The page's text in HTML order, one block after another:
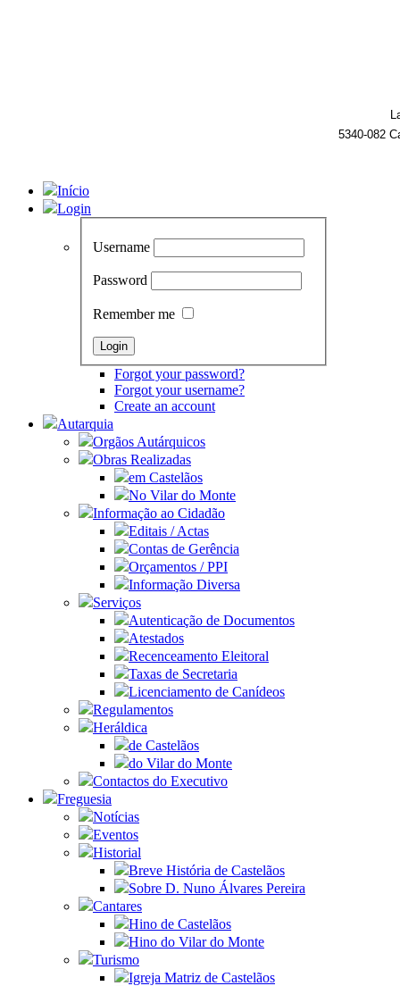
5340-082
Início
Login
Username
Password
Remember me
Forgot your password?
Forgot your username?
Create an account
Autarquia
Orgãos Autárquicos
Obras Realizadas
em Castelãos
No Vilar do Monte
Informação ao Cidadão
Editais / Actas
Contas de Gerência
Orçamentos / PPI
Informação Diversa
Serviços
Autenticação de Documentos
Atestados
Recenceamento Eleitoral
Taxas de Secretaria
Licenciamento de Canídeos
Regulamentos
Heráldica
de Castelãos
do Vilar do Monte
Contactos do Executivo
Freguesia
Notícias
Eventos
Historial
Breve História de Castelãos
Sobre D. Nuno Álvares Pereira
Cantares
Hino de Castelãos
Hino do Vilar do Monte
Turismo
Igreja Matriz de Castelãos